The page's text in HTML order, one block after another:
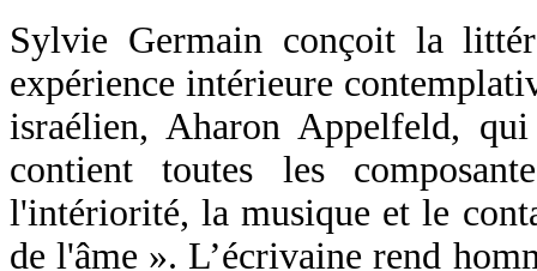
Sylvie Germain conçoit la
expérience intérieure
israélien, Aharon Appelfeld,
contient toutes les
l'intériorité, la musique et le
de l'âme ». L’écrivaine rend